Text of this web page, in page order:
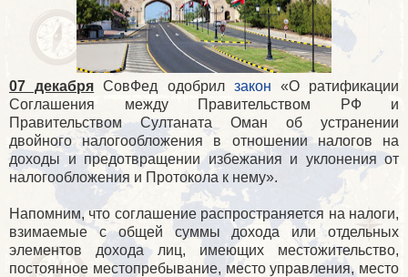
07 декабря СовФед одобрил закон «О ратификации
Соглашения между Правительством РФ и
Правительством Султаната Оман об устранении
двойного налогообложения в отношении налогов на
доходы и предотвращении избежания и уклонения от
налогообложения и Протокола к нему».
Напомним, что соглашение распространяется на налоги,
взимаемые с общей суммы дохода или отдельных
элементов дохода лиц, имеющих местожительство,
постоянное местопребывание, место управления, место